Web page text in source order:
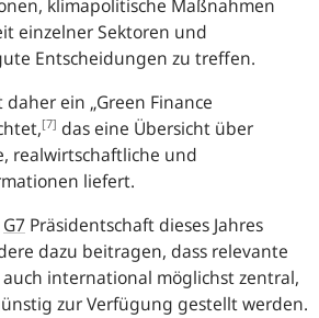
klimapolitische Maßnahmen
einzelner Sektoren und
Entscheidungen zu treffen.
daher ein „Green Finance
[7] das eine Übersicht über
realwirtschaftliche und
liefert.
G7 Präsidentschaft dieses Jahres
dazu beitragen, dass relevante
international möglichst zentral,
zur Verfügung gestellt werden.